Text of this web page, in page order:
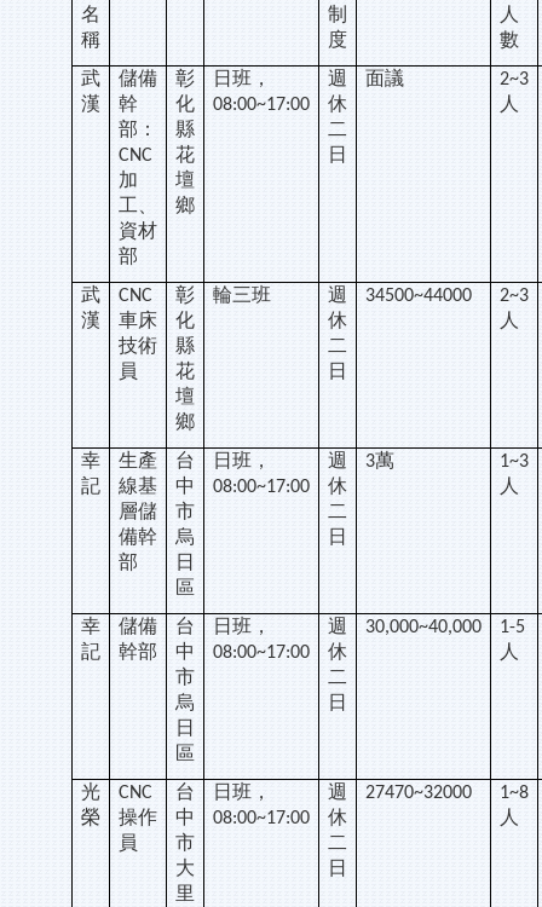
名
稱
制
度
人
數
武
漢
儲備
幹
部：
CNC
加
工、
資材
部
彰
化
縣
花
壇
鄉
日班，
08:00~17:00
週
休
二
日
面議 2~3
人
武
漢
CNC
車床
技術
員
彰
化
縣
花
壇
鄉
輪三班
週
休
二
日
34500~44000 2~3
人
幸
記
生產
線基
層儲
備幹
部
台
中
市
烏
日
區
日班，
08:00~17:00
週
休
二
日
3萬 1~3
人
幸
記
儲備
幹部
台
中
市
烏
日
區
日班，
08:00~17:00
週
休
二
日
30,000~40,000 1-5
人
光
榮
CNC
操作
員
台
中
市
大
里
日班，
08:00~17:00
週
休
二
日
27470~32000 1~8
人